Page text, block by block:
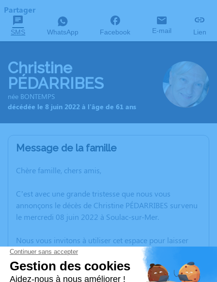
Partager
SMS WhatsApp Facebook E-mail Lien
Christine
PÉDARRIBES
née BONTEMPS
décédée le 8 juin 2022 à l'âge de 61 ans
Message de la famille
Chère famille, chers amis,
C’est avec une grande tristesse que nous vous
annonçons le décès de Christine PÉDARRIBES survenu
le mercredi 08 juin 2022 à Soulac-sur-Mer.
Nous vous invitons à utiliser cet espace pour laisser
vos condoléances, partager des photos souvenirs, une
anecdote ou exprimer vos pensées à travers des
poèmes ou des textes. Cet endroit est un lieu